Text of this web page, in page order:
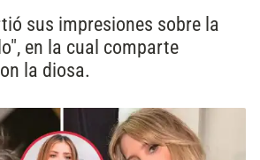
sus impresiones sobre la
en la cual comparte
la diosa.